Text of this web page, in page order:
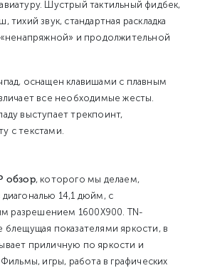
Шустрый тактильный фидбек,
тихий звук, стандартная раскладка
«ненапряжной» и продолжительной
оснащен клавишами с плавным
все необходимые жесты.
выступает трекпоинт,
с текстами.
обзор, которого мы делаем,
14,1 дюйм, с
разрешением 1600Х900. TN-
показателями яркости, в
приличную по яркости и
игры, работа в графических